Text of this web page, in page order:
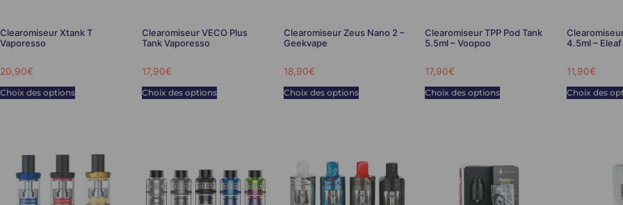
Clearomiseur Xtank T
Vaporesso
20,90€
Choix des options
Clearomiseur VECO Plus
Tank Vaporesso
17,90€
Choix des options
Clearomiseur Zeus Nano 2 –
Geekvape
18,90€
Choix des options
Clearomiseur TPP Pod Tank
5.5ml – Voopoo
17,90€
Choix des options
4.5ml – Eleaf
11,90€
Choix des